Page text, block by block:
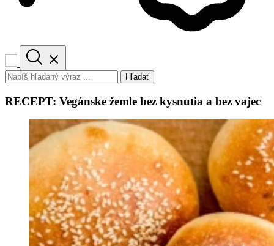
Hľadať
RECEPT: Vegánske žemle bez kysnutia a bez vajec